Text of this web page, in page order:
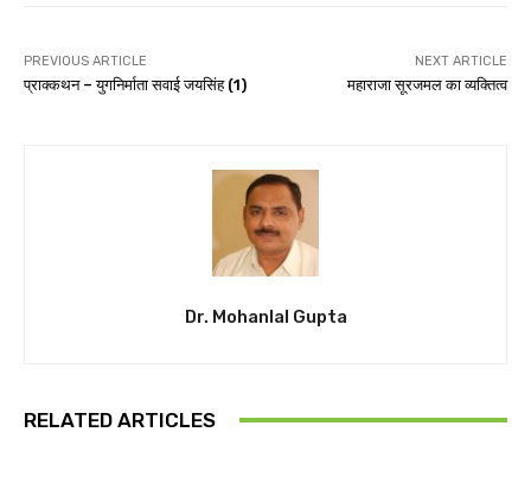
PREVIOUS ARTICLE
प्राक्कथन – युगनिर्माता सवाई जयसिंह (1)
NEXT ARTICLE
महाराजा सूरजमल का व्यक्तित्व
Dr. Mohanlal Gupta
RELATED ARTICLES